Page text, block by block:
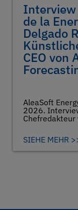
Interview
de la
Delgado
CEO von
AleaSoft
2026.
Chefredakteur
SIEHE MEHR